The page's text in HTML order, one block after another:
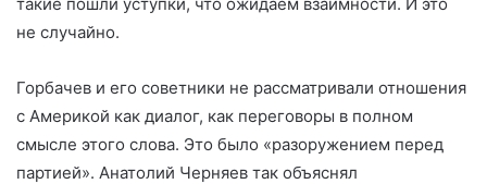
не случайно.
Горбачев и его советники не рассматривали отношения
с Америкой как диалог, как переговоры в полном
смысле этого слова. Это было «разоружением перед
партией». Анатолий Черняев так объяснял